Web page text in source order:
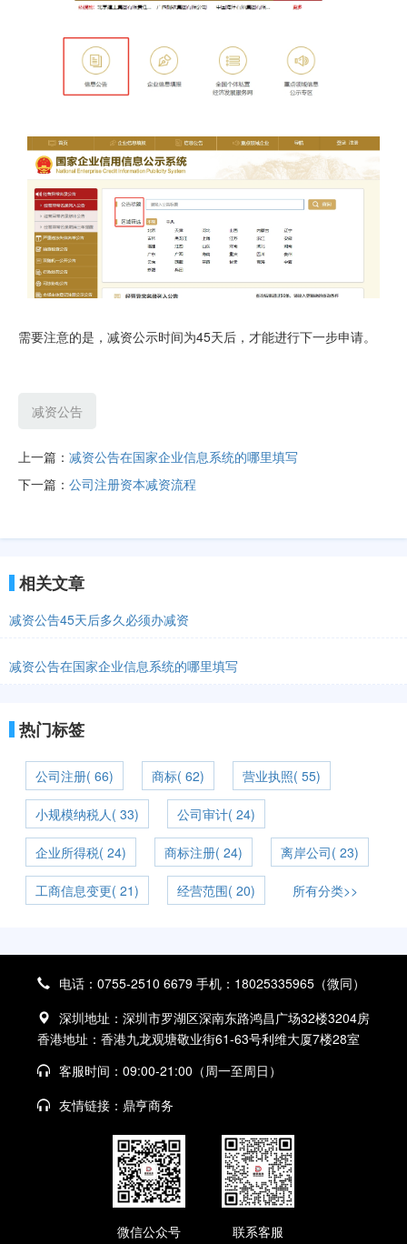
需要注意的是，减资公示时间为45天后，才能进行下一步申请。
减资公告
上一篇： 减资公告在国家企业信息系统的哪里填写
下一篇： 公司注册资本减资流程
相关文章
减资公告45天后多久必须办减资
减资公告在国家企业信息系统的哪里填写
热门标签
公司注册( 66) 商标( 62) 营业执照( 55)
小规模纳税人( 33) 公司审计( 24)
企业所得税( 24) 商标注册( 24) 离岸公司( 23)
工商信息变更( 21) 经营范围( 20) 所有分类>>
电话：0755-2510 6679 手机：18025335965（微同）
深圳地址：深圳市罗湖区深南东路鸿昌广场32楼3204房
香港地址：香港九龙观塘敬业街61-63号利维大厦7楼28室
客服时间：09:00-21:00（周一至周日）
友情链接： 鼎亨商务
微信公众号 联系客服